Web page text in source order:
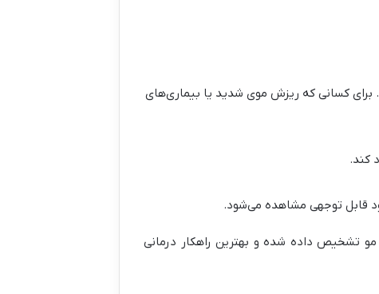
کسانی که ریزش موی شدید یا بیماری‌های
کند.
قابل توجهی مشاهده می‌شود.
داده شده و بهترین راهکار درمانی